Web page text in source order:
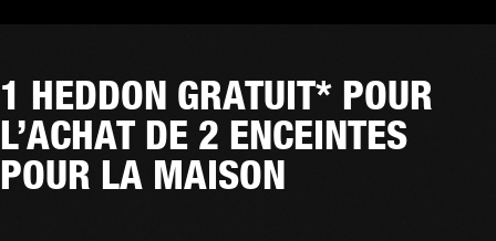
1 HEDDON GRATUIT* POUR
L’ACHAT DE 2 ENCEINTES
POUR LA MAISON